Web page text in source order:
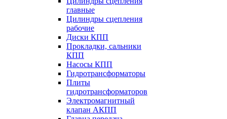
главные
Цилиндры сцепления
рабочие
Диски КПП
Прокладки, сальники
КПП
Насосы КПП
Гидротрансформаторы
Плиты
гидротрансформаторов
Электромагнитный
клапан АКПП